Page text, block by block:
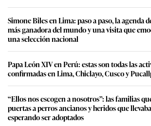
Simone Biles en Lima: paso a paso, la agenda
más ganadora del mundo y una visita que
una selección nacional
Papa León XIV en Perú: estas son todas las
confirmadas en Lima, Chiclayo, Cusco y
“Ellos nos escogen a nosotros”: las familias
puertas a perros ancianos y heridos que
esperando ser adoptados